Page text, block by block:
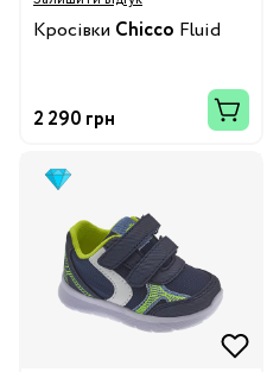
Кросівки Chicco Fluid
2 290 грн